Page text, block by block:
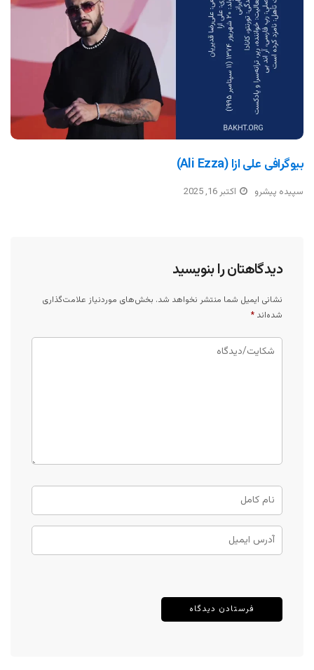
بیوگرافی علی ازا (Ali Ezza)
سپیده پیشرو اکتبر 16, 2025
دیدگاهتان را بنویسید
نشانی ایمیل شما منتشر نخواهد شد. بخش‌های موردنیاز علامت‌گذاری
شده‌اند *